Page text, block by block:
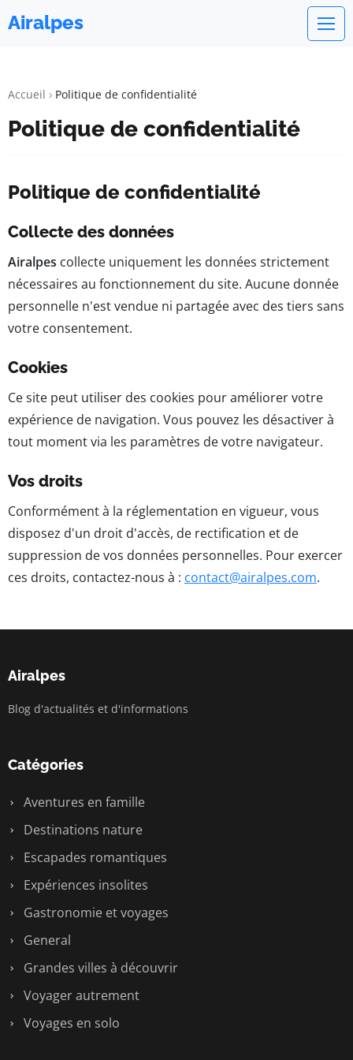
Airalpes
Accueil Politique de confidentialité
Politique de confidentialité
Politique de confidentialité
Collecte des données
Airalpes collecte uniquement les données strictement
nécessaires au fonctionnement du site. Aucune donnée
personnelle n'est vendue ni partagée avec des tiers sans
votre consentement.
Cookies
Ce site peut utiliser des cookies pour améliorer votre
expérience de navigation. Vous pouvez les désactiver à
tout moment via les paramètres de votre navigateur.
Vos droits
Conformément à la réglementation en vigueur, vous
disposez d'un droit d'accès, de rectification et de
suppression de vos données personnelles. Pour exercer
ces droits, contactez-nous à : contact@airalpes.com.
Airalpes
Blog d'actualités et d'informations
Catégories
Aventures en famille
Destinations nature
Escapades romantiques
Expériences insolites
Gastronomie et voyages
General
Grandes villes à découvrir
Voyager autrement
Voyages en solo